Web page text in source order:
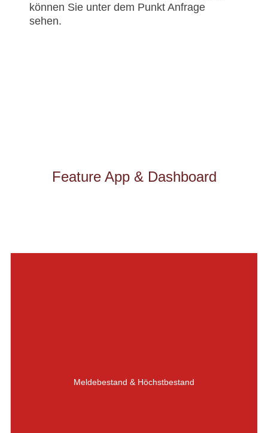
können Sie unter dem Punkt Anfrage
sehen.
Feature App & Dashboard
Meldebestand & Höchstbestand